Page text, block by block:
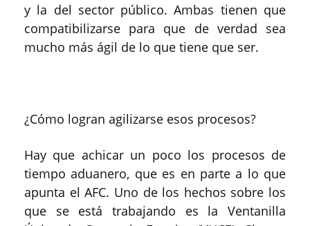
y la del sector público. Ambas tienen que
compatibilizarse para que de verdad sea
mucho más ágil de lo que tiene que ser.
¿Cómo logran agilizarse esos procesos?
Hay que achicar un poco los procesos de
tiempo aduanero, que es en parte a lo que
apunta el AFC. Uno de los hechos sobre los
que se está trabajando es la Ventanilla